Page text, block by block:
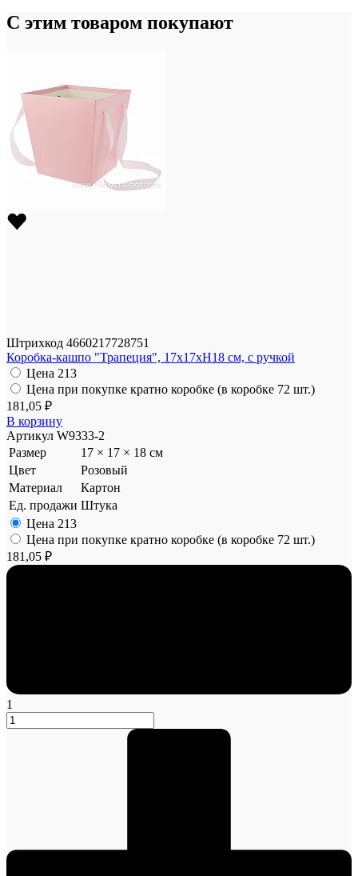
С этим товаром покупают
Штрихкод 4660217728751
Коробка-кашпо "Трапеция", 17x17xH18 см, с ручкой
Цена 213
Цена при покупке кратно коробке (в коробке 72 шт.)
181,05 ₽
В корзину
Артикул W9333-2
Размер
17 × 17 × 18 см
Цвет
Розовый
Материал
Картон
Ед. продажи Штука
Цена 213
Цена при покупке кратно коробке (в коробке 72 шт.)
181,05 ₽
1